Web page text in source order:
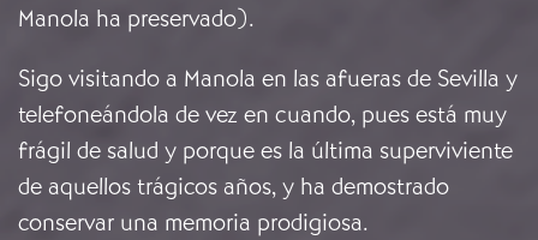
Manola ha preservado).
Sigo visitando a Manola en las afueras de Sevilla y
telefoneándola de vez en cuando, pues está muy
frágil de salud y porque es la última superviviente
de aquellos trágicos años, y ha demostrado
conservar una memoria prodigiosa.